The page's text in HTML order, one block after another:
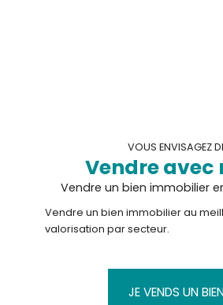
VOUS ENVISAGEZ
Vendre avec
Vendre un bien immobilier
Vendre un bien immobilier au
valorisation par secteur.
JE VENDS UN